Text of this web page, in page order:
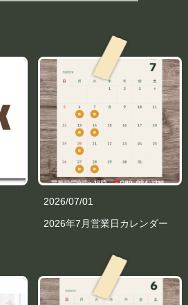
2026/07/01
2026年7月営業日カレンダー